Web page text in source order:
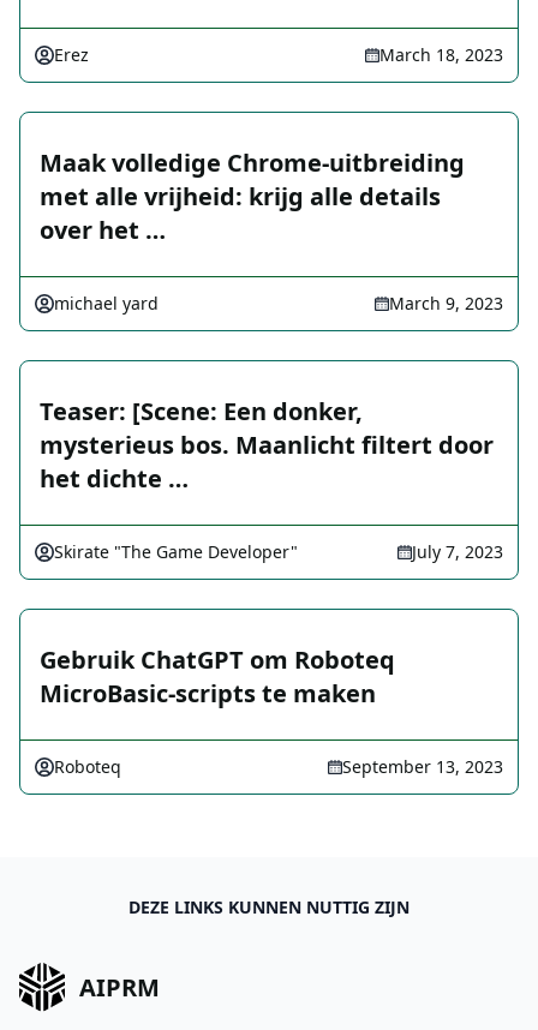
Erez March 18, 2023
Maak volledige Chrome-uitbreiding
met alle vrijheid: krijg alle details
over het …
michael yard March 9, 2023
Teaser: [Scene: Een donker,
mysterieus bos. Maanlicht filtert door
het dichte …
Skirate "The Game Developer" July 7, 2023
Gebruik ChatGPT om Roboteq
MicroBasic-scripts te maken
Roboteq September 13, 2023
DEZE LINKS KUNNEN NUTTIG ZIJN
AIPRM